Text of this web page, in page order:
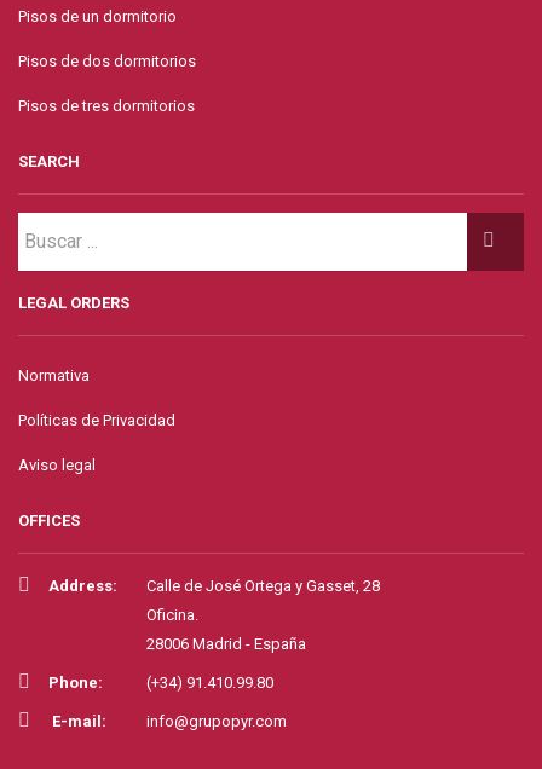
Pisos de un dormitorio
Pisos de dos dormitorios
Pisos de tres dormitorios
SEARCH
LEGAL ORDERS
Normativa
Políticas de Privacidad
Aviso legal
OFFICES
Address:
Calle de José Ortega y Gasset, 28
Oficina.
28006 Madrid - España
Phone: (+34) 91.410.99.80
E-mail: info@grupopyr.com